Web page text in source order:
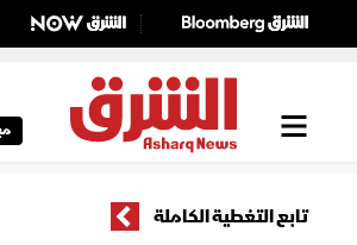
تابع التغطية الكاملة